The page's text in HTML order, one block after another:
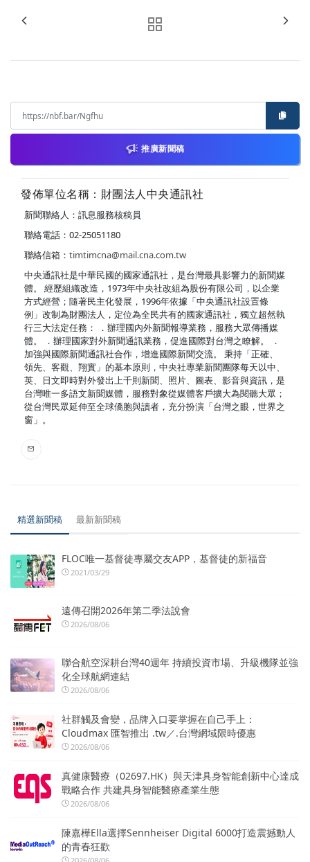
推廣新聞稿
發佈單位名稱：財團法人中央通訊社
新聞聯絡人：訊息服務核稿員
聯絡電話：02-25051180
聯絡信箱： timtimcna@mail.cna.com.tw
中央通訊社是中華民國的國家通訊社，是台灣最具影響力的新聞媒
體。 經歷組織改造，1973年中央社改組為股份有限公司，以企業
方式經營；隨著民主化發展，1996年依據「中央通訊社設置條
例」改制為財團法人，定位為全民共有的國家通訊社，獨立超然執
行三大法定任務： ．辦理國內外新聞報導業務，服務大眾傳播媒
體。 ．辦理國家對外新聞通訊業務，促進國際對台灣之瞭解。 ．
加強與國際新聞通訊社合作，增進國際新聞交流。 秉持「正確、
領先、客觀、翔實」的基本原則，中央社專業新聞團隊每天以中、
英、日文即時對外發出上千則新聞、照片、圖表、影音與資訊，是
台灣唯一多語文新聞媒體，服務對象從媒體客戶擴大為閱聽大眾；
從台灣民眾延伸至全球僑胞與讀者，充分扮演「台灣之眼，世界之
窗」。
精選新聞稿 最新新聞稿
FLOC唯一基督徒專屬交友APP，基督徒的新福音
2021/03/29
遠傳召開2026年第二季法說會
2026/08/06
聯合航空深耕台灣40週年 持續投資市場、升級機隊並強
化全球航網連結
2026/08/06
社群觸及會變，品牌入口要掌握在自己手上：
Cloudmax 匯智推出 .tw／.台灣網域限時優惠
2026/08/06
真健康醫療（02697.HK）與天津具身智能創新中心達成
戰略合作 共建具身智能醫療產業生態
2026/08/06
陳嘉樺Ella選擇Sennheiser Digital 6000打造震撼動人
的青春狂歡